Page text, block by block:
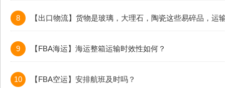
8 【出口物流】货物是玻璃，大理石，陶瓷这些易碎品，运
9 【FBA海运】海运整箱运输时效性如何？
10 【FBA空运】安排航班及时吗？